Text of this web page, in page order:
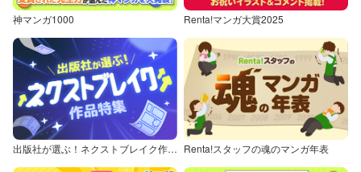
神マンガ1000 Renta!マンガ大賞2025
出版社が選ぶ！ネクストブレイク作品特集 Renta!スタッフの魂のマンガ年表